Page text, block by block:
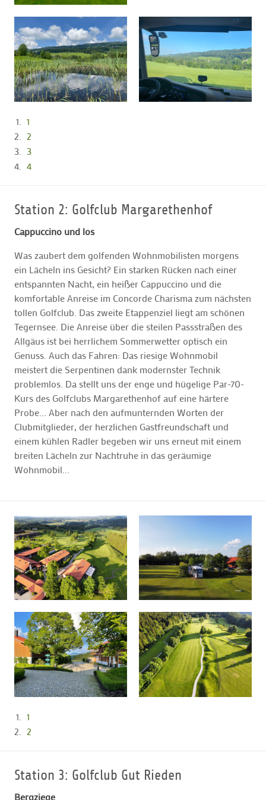
1
2
3
4
Station 2: Golfclub Margarethenhof
Cappuccino und los
Was zaubert dem golfenden Wohnmobilisten morgens
ein Lächeln ins Gesicht? Ein starken Rücken nach einer
entspannten Nacht, ein heißer Cappuccino und die
komfortable Anreise im Concorde Charisma zum nächsten
tollen Golfclub. Das zweite Etappenziel liegt am schönen
Tegernsee. Die Anreise über die steilen Passstraßen des
Allgäus ist bei herrlichem Sommerwetter optisch ein
Genuss. Auch das Fahren: Das riesige Wohnmobil
meistert die Serpentinen dank modernster Technik
problemlos. Da stellt uns der enge und hügelige Par-70-
Kurs des Golfclubs Margarethenhof auf eine härtere
Probe... Aber nach den aufmunternden Worten der
Clubmitglieder, der herzlichen Gastfreundschaft und
einem kühlen Radler begeben wir uns erneut mit einem
breiten Lächeln zur Nachtruhe in das geräumige
Wohnmobil...
1
2
Station 3: Golfclub Gut Rieden
Bergziege